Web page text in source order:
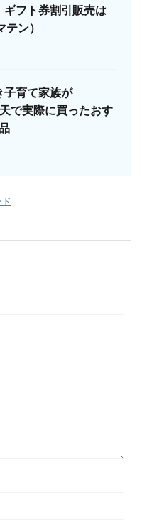
フト券割引販売は
ン）
育て家族が
で実際に買ったおす